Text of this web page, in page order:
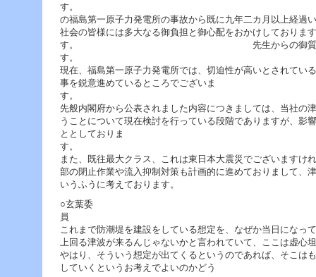
す。 まず
の福島第一原子力発電所の事故から既に九年二カ月以上経過
社会の皆様には多大なる御負担と御心配をおかけしておりま
す。 先生からの御質問にお
現在、福島第一原子力発電所では、切迫性が高いとされてい
事を鋭意進めているところでございま
先般内閣府から公表されました内容につきましては、当社の
うことについて現在検討を行っている段階でありますが、影
ととしておりま
また、既往最大クラス、これは東日本大震災でございますけ
部の閉止作業や流入抑制対策も計画的に進めておりまして、
いうふうに考えております。
○玄葉委
これまで防潮堤を建設をしている想定を、なぜか当日になっ
上回る津波が来るんじゃないかと言われていて、ここは虚心
やはり、そういう想定が出てくるというのであれば、そこは
していくというお考えでよいのかどう